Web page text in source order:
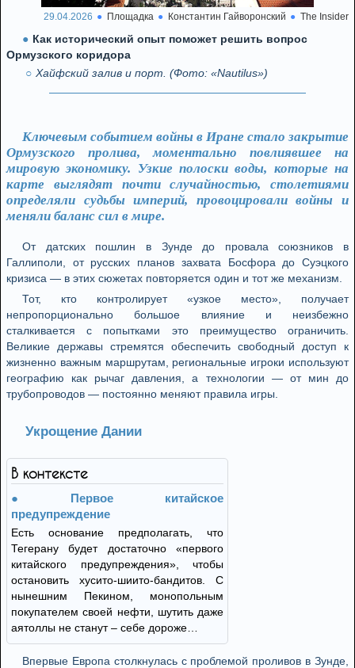
29.04.2026 Площадка Константин Гайворонский The Insider
Как исторический опыт поможет решить вопрос
Ормузского коридора
Хайфский залив и порт. (Фото: «Nautilus»)
Ключевым событием войны в Иране стало закрытие
Ормузского пролива, моментально повлиявшее на
мировую экономику. Узкие полоски воды, которые на
карте выглядят почти случайностью, столетиями
определяли судьбы империй, провоцировали войны и
меняли баланс сил в мире.
От датских пошлин в Зунде до провала союзников в
Галлиполи, от русских планов захвата Босфора до Суэцкого
кризиса — в этих сюжетах повторяется один и тот же механизм.
Тот, кто контролирует «узкое место», получает
непропорционально большое влияние и неизбежно
сталкивается с попытками это преимущество ограничить.
Великие державы стремятся обеспечить свободный доступ к
жизненно важным маршрутам, региональные игроки используют
географию как рычаг давления, а технологии — от мин до
трубопроводов — постоянно меняют правила игры.
Укрощение Дании
В контексте
Первое китайское
предупреждение
Есть основание предполагать, что
Тегерану будет достаточно «первого
китайского предупреждения», чтобы
остановить хусито-шиито-бандитов. С
нынешним Пекином, монопольным
покупателем своей нефти, шутить даже
аятоллы не станут – себе дороже…
Впервые Европа столкнулась с проблемой проливов в Зунде,